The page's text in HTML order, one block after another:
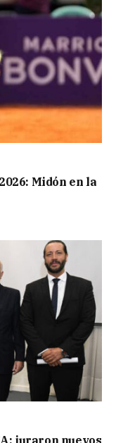
Midón en la
juraron nuevos